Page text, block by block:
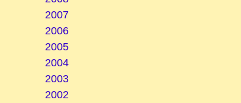
2007
2006
2005
2004
2003
2002